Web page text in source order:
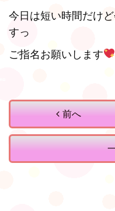
今日は短い時間だけ
すっ
ご指名お願いします
前へ